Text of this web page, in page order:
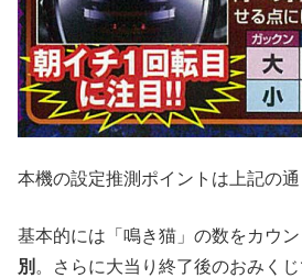
本機の設定推測ポイントは上記の通
基本的には「鳴き猫」の数をカウン
別 。さらに大当り終了後のおみく